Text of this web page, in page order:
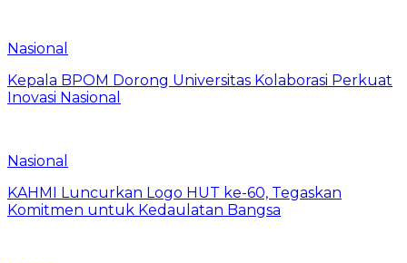
Nasional
Kepala BPOM Dorong Universitas Kolaborasi Perkuat
Inovasi Nasional
Nasional
KAHMI Luncurkan Logo HUT ke-60, Tegaskan
Komitmen untuk Kedaulatan Bangsa